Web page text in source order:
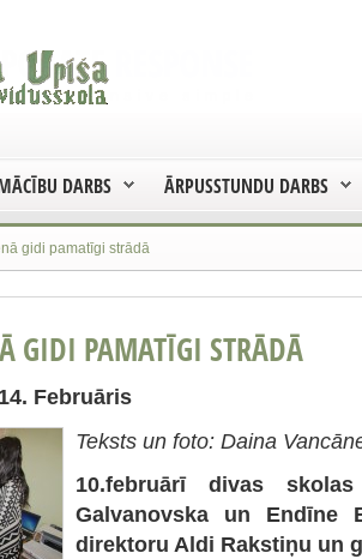
DARBS ĀRPUSSTUNDU DARBS
gidi pamatīgi strādā
GIDI PAMATĪGI STRĀDĀ
Februāris
Teksts un foto: Daina
10.februārī divas
Galvanovska un
direktoru Aldi Rakstiņu un